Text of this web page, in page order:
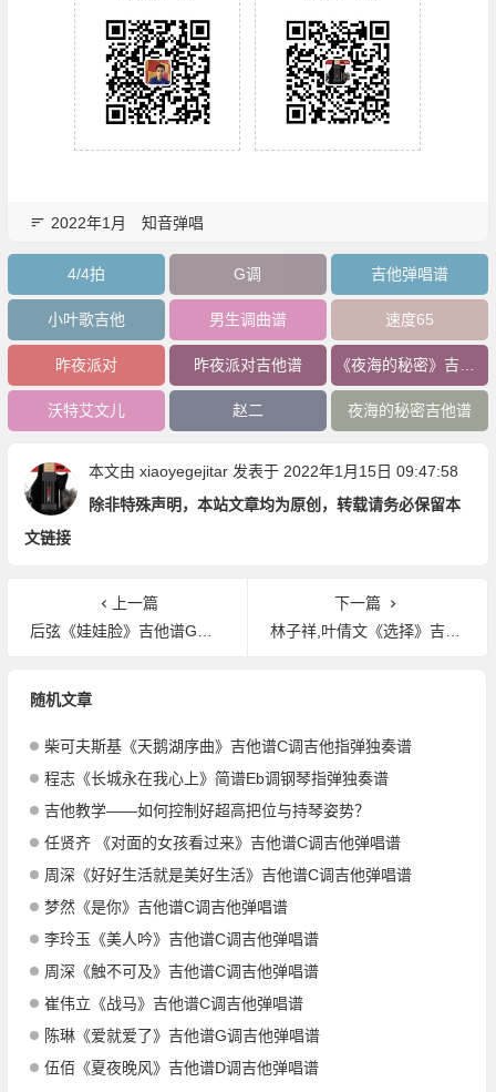
2022年1月 知音弹唱
4/4拍 G调 吉他弹唱谱
小叶歌吉他 男生调曲谱 速度65
昨夜派对 昨夜派对吉他谱
沃特艾文儿 赵二 夜海的秘密吉他谱
本文由 xiaoyegejitar发表于 2022年1月15日 09:47:58
除非特殊声明，本站文章均为原创，转载请务必保留本
文链接
上一篇
后弦《娃娃脸》吉他谱G调吉他弹唱谱
下一篇
林子祥,叶倩文《选择》吉他谱G调吉他弹唱谱
随机文章
柴可夫斯基《天鹅湖序曲》吉他谱C调吉他指弹独奏谱
程志《长城永在我心上》简谱Eb调钢琴指弹独奏谱
吉他教学——如何控制好超高把位与持琴姿势？
任贤齐 《对面的女孩看过来》吉他谱C调吉他弹唱谱
周深《好好生活就是美好生活》吉他谱C调吉他弹唱谱
梦然《是你》吉他谱C调吉他弹唱谱
李玲玉《美人吟》吉他谱C调吉他弹唱谱
周深《触不可及》吉他谱C调吉他弹唱谱
崔伟立《战马》吉他谱C调吉他弹唱谱
陈琳《爱就爱了》吉他谱G调吉他弹唱谱
伍佰《夏夜晚风》吉他谱D调吉他弹唱谱